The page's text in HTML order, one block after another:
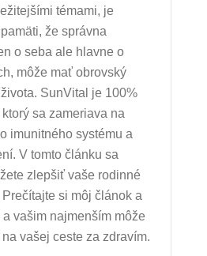
témami, je
že správna
o seba ale hlavne o
môže mať obrovský
SunVital je 100%
sa zameriava na
imunitného systému a
V tomto článku sa
zlepšiť vaše rodinné
si môj článok a
vašim najmenším môže
vašej ceste za zdravím.